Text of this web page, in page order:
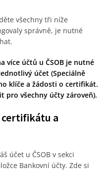
všechny tři níže
správně, je nutné
více účtů u ČSOB je nutné
účet (Speciálně
klíče a žádosti o certifikát.
pro všechny účty zároveň).
certifikátu a
účet u ČSOB v sekci
Bankovní účty. Zde si